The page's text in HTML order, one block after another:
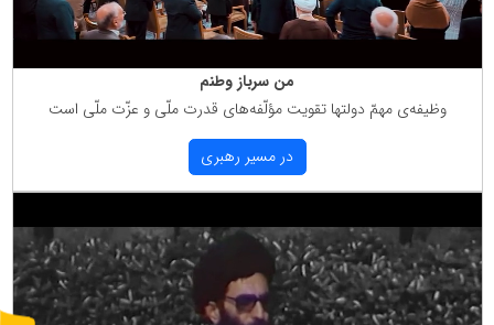
من سرباز وطنم
وظیفه‌ی مهمّ دولتها تقویت مؤلّفه‌های قدرت ملّی و عزّت ملّی است
در مسیر رهبری